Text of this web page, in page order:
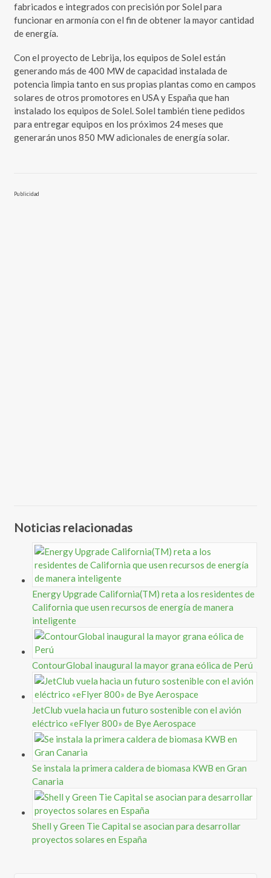
fabricados e integrados con precisión por Solel para
funcionar en armonía con el fin de obtener la mayor cantidad
de energía.
Con el proyecto de Lebrija, los equipos de Solel están
generando más de 400 MW de capacidad instalada de
potencia limpia tanto en sus propias plantas como en campos
solares de otros promotores en USA y España que han
instalado los equipos de Solel. Solel también tiene pedidos
para entregar equipos en los próximos 24 meses que
generarán unos 850 MW adicionales de energía solar.
Publicidad
Noticias relacionadas
Energy Upgrade California(TM) reta a los residentes de
California que usen recursos de energía de manera
inteligente
ContourGlobal inaugural la mayor grana eólica de Perú
JetClub vuela hacia un futuro sostenible con el avión
eléctrico «eFlyer 800» de Bye Aerospace
Se instala la primera caldera de biomasa KWB en Gran
Canaria
Shell y Green Tie Capital se asocian para desarrollar
proyectos solares en España